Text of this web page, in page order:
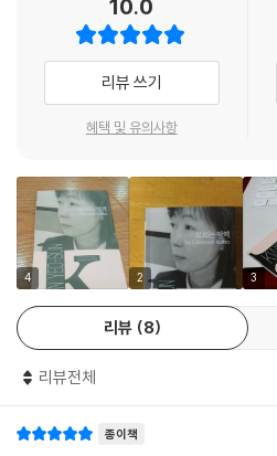
감동을 그대로 전했다. 영어 번역에는 하
의 한국문학 전문 번역진이 참여했으며,
최종 검토에 이르는 꼼꼼한 검수 작업을
렸다. [K-픽션]은 아마존을 통해서 세계
사는 [K-픽션] 시리즈를 활용하여 한국
주기적으로 진행하고 있다.
10.0
리뷰 쓰기
혜택 및 유의사항
4 2 3
리뷰 8
리뷰전체
종이책